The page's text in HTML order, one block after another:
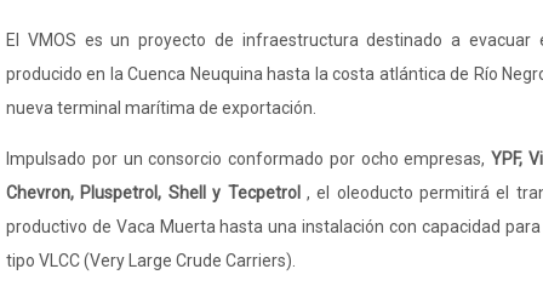
El VMOS es un proyecto de infraestructura destinado a evacuar
producido en la Cuenca Neuquina hasta la costa atlántica de Río
nueva terminal marítima de exportación.
Impulsado por un consorcio conformado por ocho empresas, YPF,
Chevron, Pluspetrol, Shell y Tecpetrol , el oleoducto permitirá el
productivo de Vaca Muerta hasta una instalación con capacidad
tipo VLCC (Very Large Crude Carriers).